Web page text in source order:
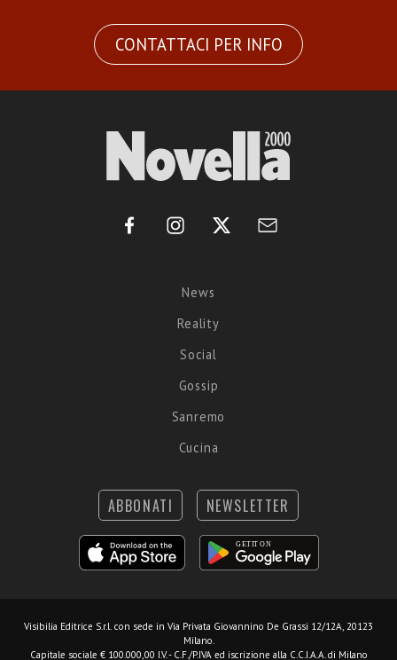
CONTATTACI PER INFO
News
Reality
Social
Gossip
Sanremo
Cucina
ABBONATI NEWSLETTER
Visibilia Editrice S.r.l. con sede in Via Privata Giovannino De Grassi 12/12A, 20123
Milano.
Capitale sociale € 100.000,00 I.V. - C.F./P.IVA ed iscrizione alla C.C.I.A.A. di Milano